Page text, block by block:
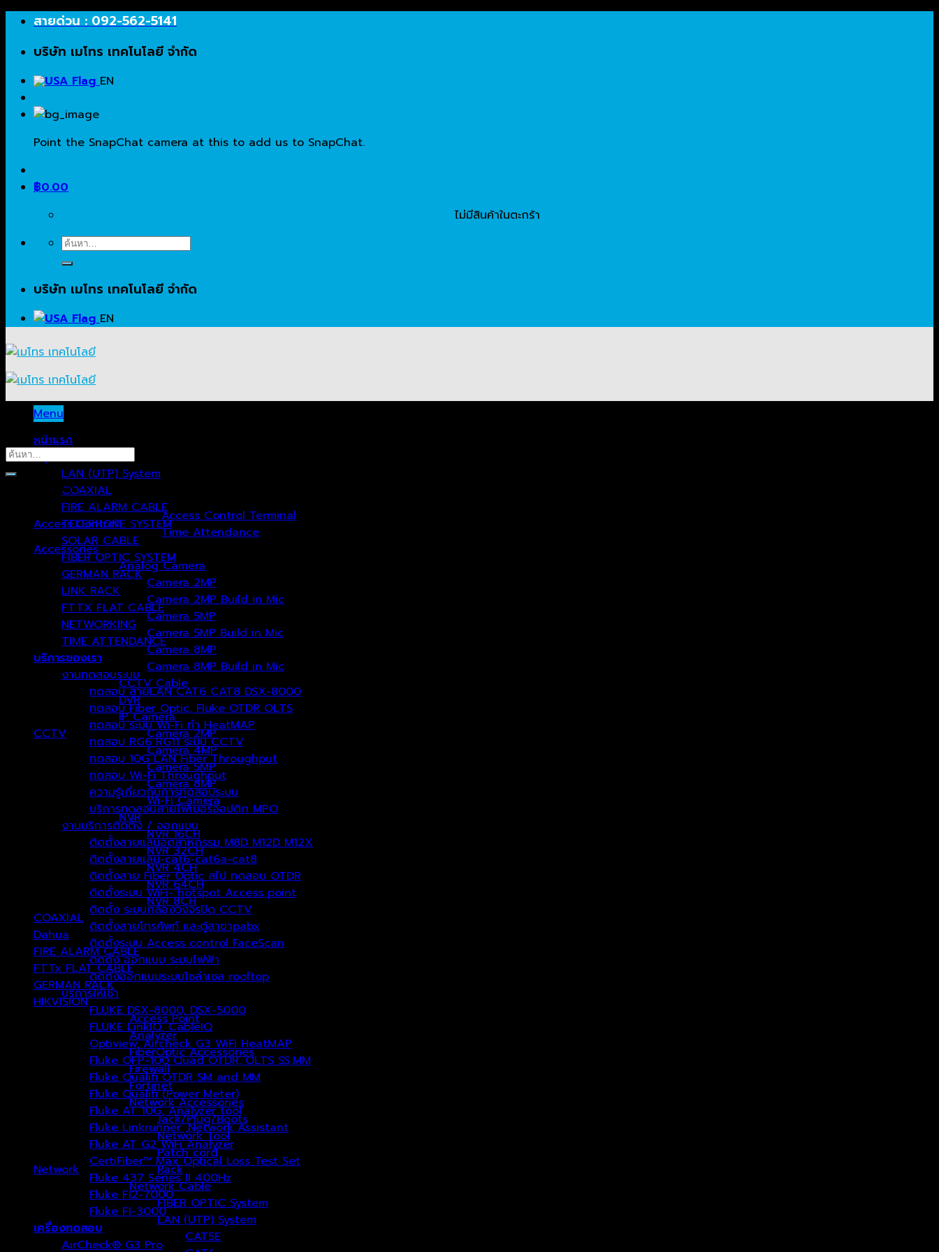
Skip
content
สายด่วน : 092-562-5141
บริษัท เมโทร เทคโนโลยี จำกัด
EN
Point the SnapChat camera at this to add us to SnapChat.
฿0.00
ไม่มีสินค้าในตะกร้า
ค้นหา:
บริษัท เมโทร เทคโนโลยี จำกัด
EN
Menu
หน้าแรก
กลุ่มสินค้า
LAN (UTP) System
COAXIAL
FIRE ALARM CABLE
TELEPHONE SYSTEM
SOLAR CABLE
FIBER OPTIC SYSTEM
GERMAN RACK
LINK RACK
FTTX FLAT CABLE
NETWORKING
TIME ATTENDANCE
บริการของเรา
งานทดสอบระบบ
ทดสอบ สายLAN CAT6 CAT8 DSX-8000
ทดสอบ Fiber Optic, Fluke OTDR OLTS
ทดสอบ ระบบ Wi-Fi ทำ HeatMAP
ทดสอบ RG6 RG11 ระบบ CCTV
ทดสอบ 10G LAN Fiber Throughput
ทดสอบ Wi-Fi Throughput
ความรู้เกี่ยวกับการทดสอบระบบ
บริการทดสอบสายไฟเบอร์ออปติก MPO
งานบริการติดตั้ง / ออกแบบ
ติดตั้งสายแลนอุตสาหกรรม M8D M12D M12X
ติดตั้งสายแลน-cat6-cat6a-cat8
ติดตั้งสาย Fiber Optic สไป ทดสอบ OTDR
ติดตั้งระบบ WiFi- hotspot Access point
ติดตั้ง ระบบกล้องวงจรปิด CCTV
ติดตั้งสายโทรศัพท์ และตู้สาขาpabx
ติดตั้งระบบ Access control FaceScan
ติดตั้ง ออกแบบ ระบบไฟฟ้า
ติดตั้งออกแบบระบบโซล่าเซล rooftop
บริการให้เช่า
FLUKE DSX-8000, DSX-5000
FLUKE LinkIQ, CableIQ
Optiview, Aircheck G3 WiFi HeatMAP
Fluke OFP-100 Quad OTDR, OLTS SS,MM
Fluke Qualifi OTDR SM and MM
Fluke Qualifi (Power Meter)
Fluke AT 10G, Analyzer tool
Fluke Linkrunner ,Network Assistant
Fluke AT G2 WiFi Analyzer
CertiFiber™ Max Optical Loss Test Set
Fluke 437 Series II 400Hz
Fluke FI2-7000
Fluke FI-3000
เครื่องทดสอบ
AirCheck® G3 Pro
ค้นหาสินค้าที่ต้องการ…
ค้นหา:
หมวดหมู่สินค้า
Access Control(51)
Access Control Terminal
Time Attendance
Accessories(24)
CCTV (237)
Analog Camera
Camera 2MP
Camera 2MP Build in Mic
Camera 5MP
Camera 5MP Build in Mic
Camera 8MP
Camera 8MP Build in Mic
CCTV Cable
DVR
IP Camera
Camera 2MP
Camera 4MP
Camera 5MP
Camera 8MP
Wi-Fi Camera
NVR
NVR 16CH
NVR 32CH
NVR 4CH
NVR 64CH
NVR 8CH
COAXIAL (1)
Dahua (177)
FIRE ALARM CABLE(1)
FTTx FLAT CABLE(2)
GERMAN RACK(1)
HIKVISION(115)
Network (136)
Access Point
Analyzer
FiberOptic Accessories
Firewall
Fortinet
Network Accessories
Jack/Plug/Boots
Network Tool
Patch cord
Rack
Network Cable
FIBER OPTIC System
LAN (UTP) System
CAT5E